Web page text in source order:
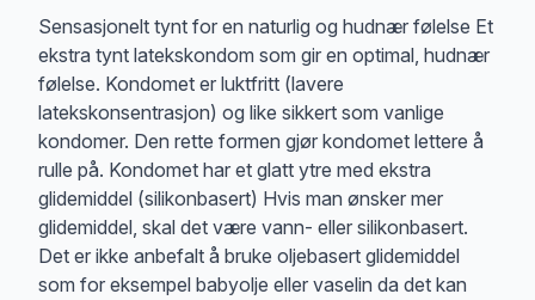
Produktbeskrivelse
Sensasjonelt tynt for en naturlig og hudnær følelse Et
ekstra tynt latekskondom som gir en optimal, hudnær
følelse. Kondomet er luktfritt (lavere
latekskonsentrasjon) og like sikkert som vanlige
kondomer. Den rette formen gjør kondomet lettere å
rulle på. Kondomet har et glatt ytre med ekstra
glidemiddel (silikonbasert) Hvis man ønsker mer
glidemiddel, skal det være vann- eller silikonbasert.
Det er ikke anbefalt å bruke oljebasert glidemiddel
som for eksempel babyolje eller vaselin da det kan